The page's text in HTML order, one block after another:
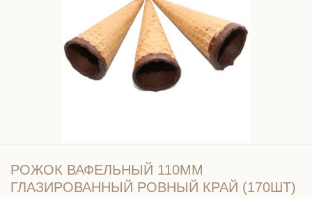
РОЖОК ВАФЕЛЬНЫЙ 110ММ
ГЛАЗИРОВАННЫЙ РОВНЫЙ КРАЙ (170ШТ)